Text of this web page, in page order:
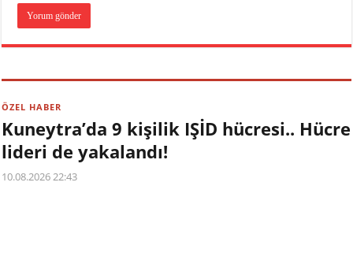
ÖZEL HABER
Kuneytra’da 9 kişilik IŞİD hücresi.. Hücre
lideri de yakalandı!
10.08.2026 22:43